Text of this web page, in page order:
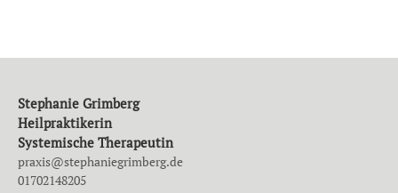
Stephanie Grimberg
Heilpraktikerin
Systemische Therapeutin
praxis@stephaniegrimberg.de
01702148205